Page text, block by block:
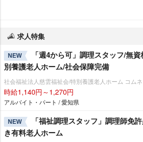
求人特集
NEW
「週4から可」調理スタッフ/無
別養護老人ホーム/社会保障完備
社会福祉法人慈雲福祉会/特別養護老人ホーム コム
時給1,140円～1,270円
アルバイト・パート / 愛知県
NEW
「福祉調理スタッフ」調理師免
き有料老人ホーム